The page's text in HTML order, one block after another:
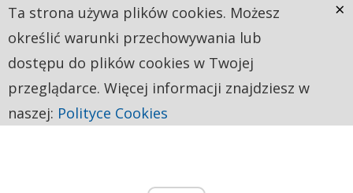
Ta strona używa plików cookies. Możesz
określić warunki przechowywania lub
dostępu do plików cookies w Twojej
przeglądarce. Więcej informacji znajdziesz w
naszej: Polityce Cookies
×